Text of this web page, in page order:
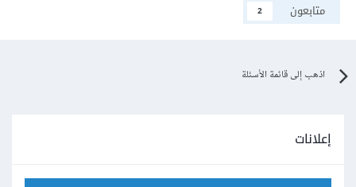
متابعون
2
اذهب إلى قائمة الأسئلة
إعلانات